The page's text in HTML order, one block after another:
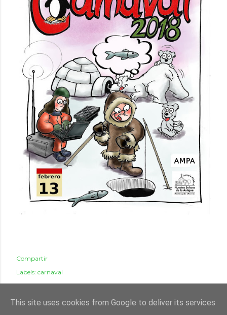
Compartir
Labels: carnaval
This site uses cookies from Google to deliver its services